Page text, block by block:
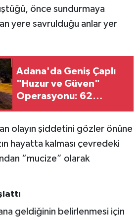
önce sundurmaya
yere savrulduğu anlar yer
Adana'da Geniş Çaplı
"Huzur ve Güven"
Operasyonu: 62
İşlem Uygulandı
olayın şiddetini gözler önüne
hayatta kalması çevredeki
“mucize” olarak
geldiğinin belirlenmesi için